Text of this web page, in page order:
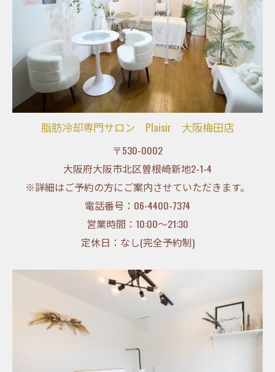
脂肪冷却専門サロン Plaisir 大阪梅田店
〒530-0002
大阪府大阪市北区曽根崎新地2-1-4
※詳細はご予約の方にご案内させていただきます。
電話番号：06-4400-7374
営業時間：10:00～21:30
定休日：なし(完全予約制)